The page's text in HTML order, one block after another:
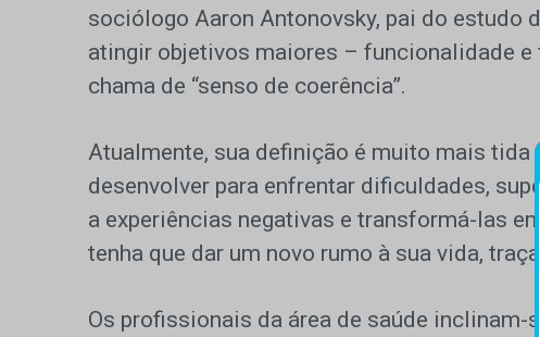
sociólogo Aaron Antonovsky, pai do estudo
atingir objetivos maiores – funcionalidade
chama de “senso de coerência”.
Atualmente, sua definição é muito mais
desenvolver para enfrentar dificuldades,
a experiências negativas e transformá-las
tenha que dar um novo rumo à sua vida,
Os profissionais da área de saúde inclinam-